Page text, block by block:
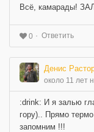
Всё, камарады!
0 Ответить
Денис
около 11 лет
:drink: И я залью
гору).. Прямо
запомним !!!